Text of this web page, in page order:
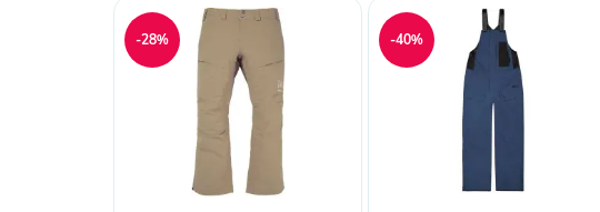
-28% -40%